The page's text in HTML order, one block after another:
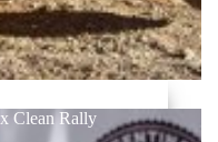
Clean Rally